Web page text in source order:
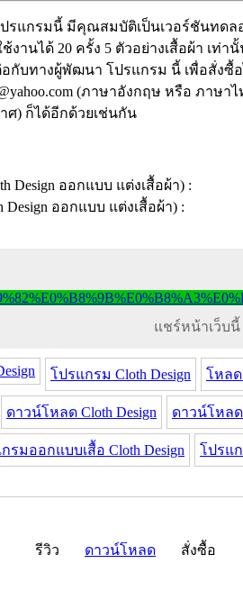
ปรแกรมนี้ มีคุณสมบัติเป็นเวอร์ชันทดล
านได้ 20 ครั้ง 5 ตัวอย่างเสื้อผ้า เท่า
บทางผู้พัฒนา โปรแกรม นี้ เพื่อสั่งซื้อ
(ภาษาอังกฤษ หรือ ภาษ
ศ) ก็ได้อีกด้วยเช่นกัน
แชร์หน้าเว็บนี้
โปรแกรม Cloth Design โหลด
ดาวน์โหลด Cloth Design ดาวน์โหลด
รมออกแบบเสื้อ Cloth Design โปรแ
รีวิว ดาวน์โหลด สั่งซื้อ